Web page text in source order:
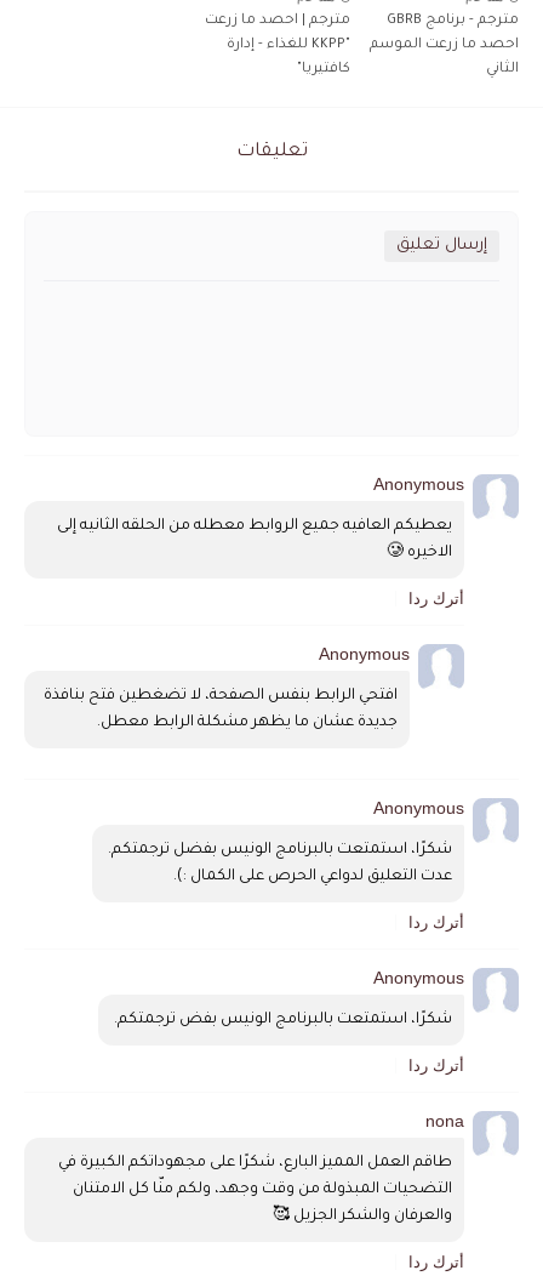
مترجم - برنامج GBRB
احصد ما زرعت الموسم
الثاني
مترجم | احصد ما زرعت
"KKPP للغذاء - إدارة
كافتيريا"
تعليقات
إرسال تعليق
Anonymous
الاخيره 🥲
أترك ردا
Anonymous
جديدة عشان ما يظهر مشكلة الرابط معطل.
Anonymous
شكرًا، استمتعت بالبرنامج الونيس بفضل ترجمتكم.
عدت التعليق لدواعي الحرص على الكمال :).
أترك ردا
Anonymous
شكرًا، استمتعت بالبرنامج الونيس بفض ترجمتكم.
أترك ردا
nona
والعرفان والشكر الجزيل 🥰
أترك ردا